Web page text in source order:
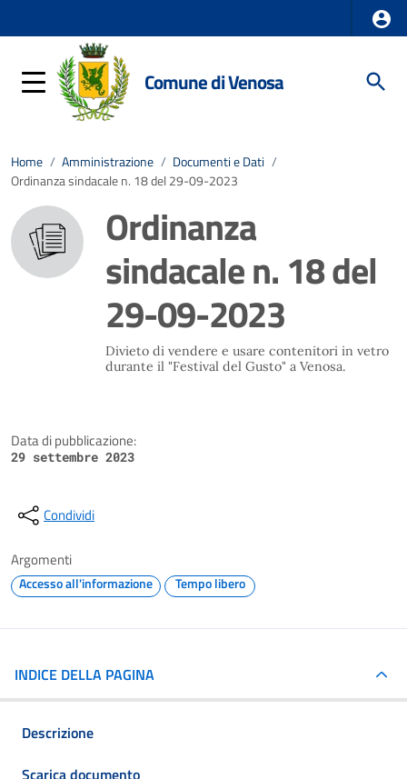
Comune di Venosa
Home / Amministrazione / Documenti e Dati /
Ordinanza sindacale n. 18 del 29-09-2023
Ordinanza
sindacale n. 18 del
29-09-2023
Divieto di vendere e usare contenitori in vetro
durante il "Festival del Gusto" a Venosa.
Data di pubblicazione:
29 settembre 2023
Condividi
Argomenti
Accesso all'informazione Tempo libero
INDICE DELLA PAGINA
Descrizione